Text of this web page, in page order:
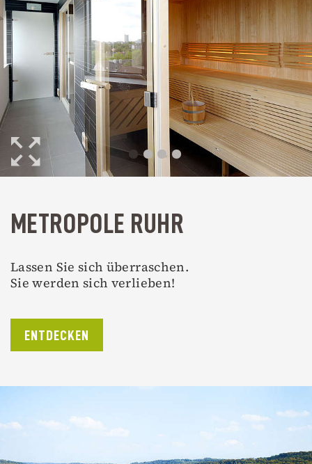
METROPOLE RUHR
Lassen Sie sich überraschen.
Sie werden sich verlieben!
ENTDECKEN